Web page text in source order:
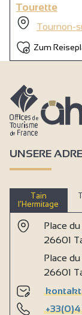
Tourette
Tournon-
Zum
UNSERE
Tain
l’Hermitage
Place
26601
Place
26601